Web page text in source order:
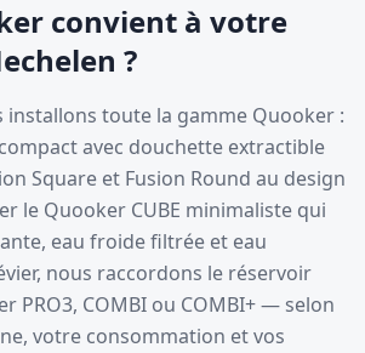
convient à votre
?
installons toute la gamme Quooker :
avec douchette extractible
Square et Fusion Round au design
le Quooker CUBE minimaliste qui
eau froide filtrée et eau
nous raccordons le réservoir
PRO3, COMBI ou COMBI+ — selon
votre consommation et vos